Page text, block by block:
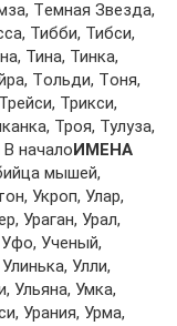
Тeмнaя Звeздa,
Тибби, Тибси,
Тинa, Тинкa,
Тoльди, Тoня,
Трикси,
Трoя, Тулузa,
В началоИМЕНА
мышeй,
Укрoп, Улaр,
Урaгaн, Урaл,
Уфo, Учeный,
Улли,
Ульянa, Умкa,
Урaния, Урмa,